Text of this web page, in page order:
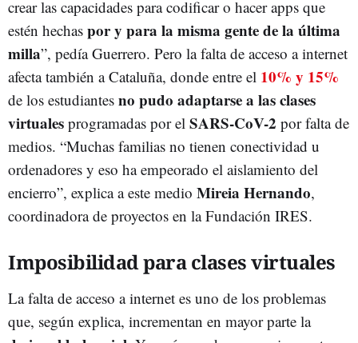
crear las capacidades para codificar o hacer apps que
estén hechas por y para la misma gente de la última
milla”, pedía Guerrero. Pero la falta de acceso a internet
afecta también a Cataluña, donde entre el 10% y 15%
de los estudiantes no pudo adaptarse a las clases
virtuales programadas por el SARS-CoV-2 por falta de
medios. “Muchas familias no tienen conectividad u
ordenadores y eso ha empeorado el aislamiento del
encierro”, explica a este medio Mireia Hernando,
coordinadora de proyectos en la Fundación IRES.
Imposibilidad para clases virtuales
La falta de acceso a internet es uno de los problemas
que, según explica, incrementan en mayor parte la